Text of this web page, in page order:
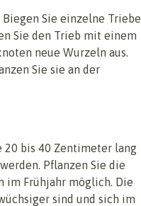
Sie einzelne Triebe
Sie den Trieb mit einem
neue Wurzeln aus.
Sie sie an der
20 bis 40 Zentimeter lang
Pflanzen Sie die
im Frühjahr möglich. Die
sind und sich im